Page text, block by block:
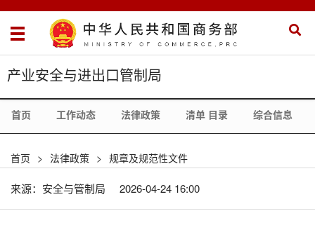
产业安全与进出口管制局
首页 工作动态 法律政策 清单 目录 综合信息
首页 > 法律政策 > 规章及规范性文件
来源：安全与管制局 2026-04-24 16:00